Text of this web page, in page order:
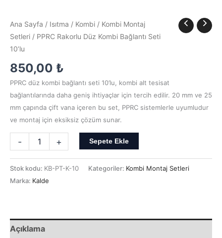
Ana Sayfa / Isıtma / Kombi / Kombi Montaj
Setleri / PPRC Rakorlu Düz Kombi Bağlantı Seti
10’lu
850,00 ₺
PPRC düz kombi bağlantı seti 10’lu, kombi alt tesisat
bağlantılarında daha geniş ihtiyaçlar için tercih edilir. 20 mm ve 25
mm çapında çift vana içeren bu set, PPRC sistemlerle uyumludur
ve montaj için eksiksiz çözüm sunar.
- + Sepete Ekle
Stok kodu: KB-PT-K-10 Kategoriler: Kombi Montaj Setleri
Marka: Kalde
Açıklama